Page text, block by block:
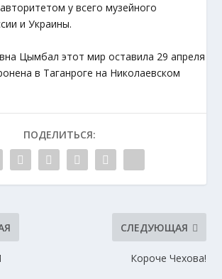
у всего музейного
и Украины.
Цымбал этот мир оставила 29 апреля
в Таганроге на Николаевском
ПОДЕЛИТЬСЯ:
СЛЕДУЮЩАЯ
Короче Чехова!